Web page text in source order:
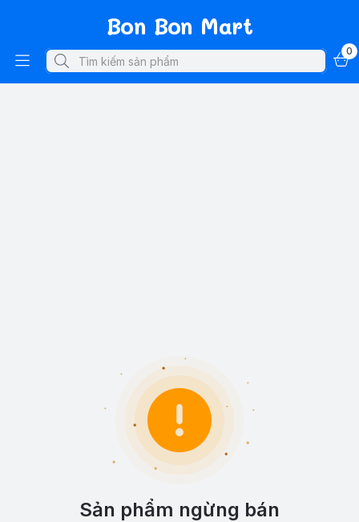
Bon Bon Mart
0
Sản phẩm ngừng bán